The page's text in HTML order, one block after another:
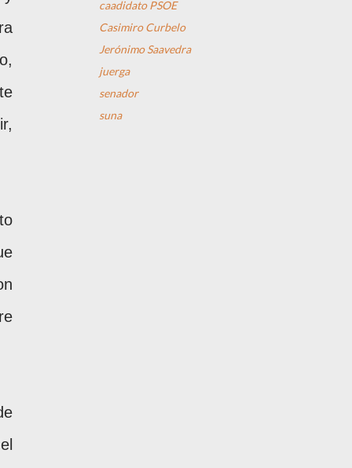
caadidato PSOE
Casimiro Curbelo
Jerónimo Saavedra
juerga
senador
suna